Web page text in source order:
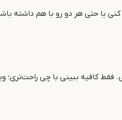
یا حتی هر دو رو با هم داشته
فقط کافیه ببینی با چی